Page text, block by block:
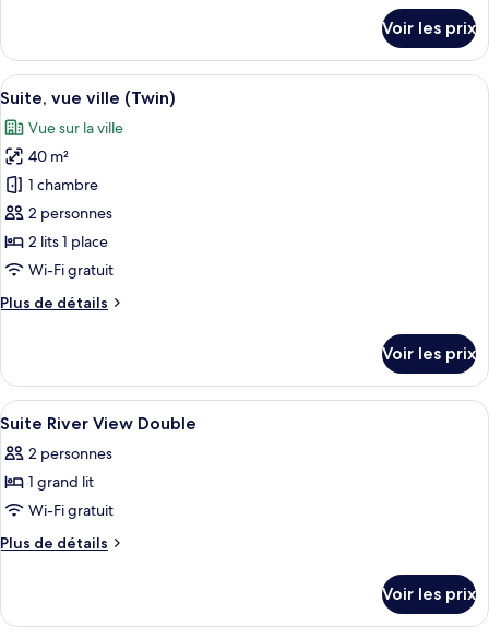
ville
(Double)
le
type
de
Suite
Ville,
vue
ville
(Double)
Voir les prix
Afficher
toutes
les
photos
pour
ce
type
de
chambre :
Suite,
(Twin)
Une chambre d’hôtel avec deux
5
Suite, vue ville (Twin)
Vue sur la ville
40 m²
1 chambre
2 personnes
2 lits 1 place
Wi-Fi gratuit
Plus de détails
Plus
le
type
de
Suite,
vue
(Twin)
Voir les prix
Afficher
toutes
les
photos
pour
ce
chambre :
Une chambre d’hôtel avec un lit,
4
Suite River View Double
2 personnes
1 grand lit
Wi-Fi gratuit
Plus de détails
Plus
le
Voir les prix